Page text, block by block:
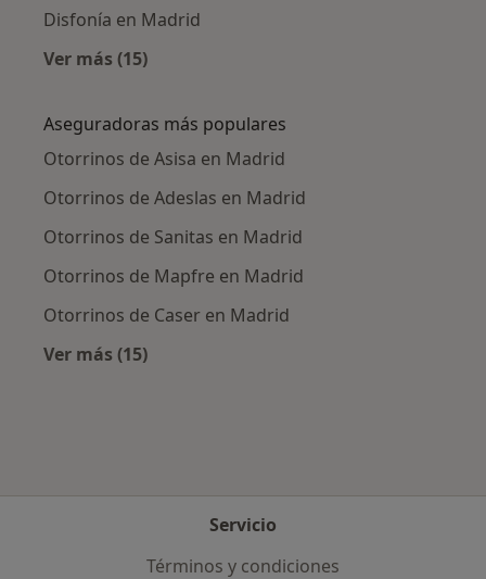
Disfonía en Madrid
Ver más (15)
Aseguradoras más populares
Otorrinos de Asisa en Madrid
Otorrinos de Adeslas en Madrid
Otorrinos de Sanitas en Madrid
Otorrinos de Mapfre en Madrid
Otorrinos de Caser en Madrid
Ver más (15)
Servicio
Términos y condiciones